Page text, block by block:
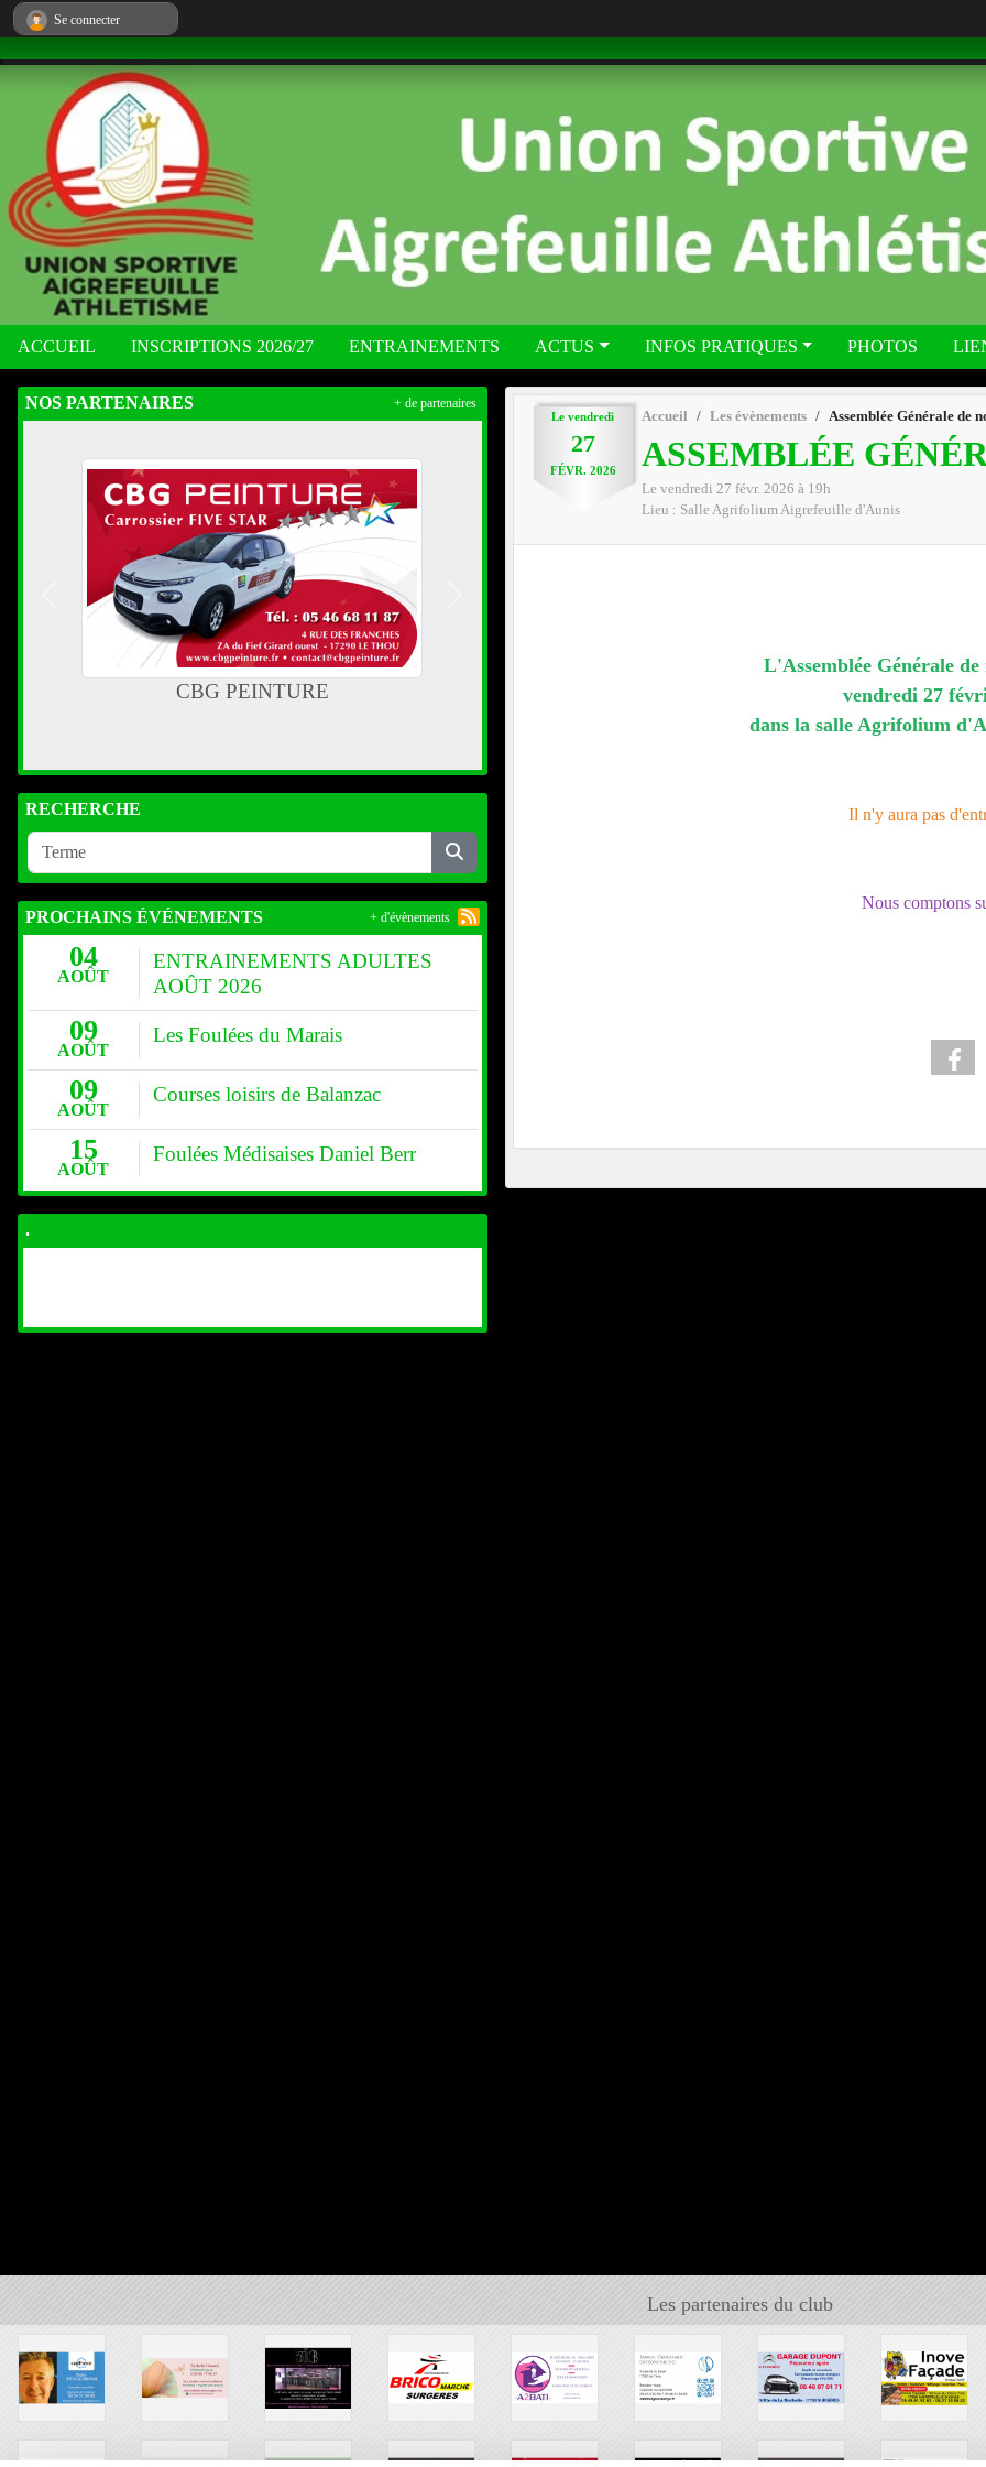
ACCUEIL INSCRIPTIONS 2026/27 ENTRAINEMENTS ACTUS INFOS PRATIQUES PHOTOS
Levendredi
27
FÉVR. 2026
Accueil Les évènements Assemblée Générale de
ASSEMBLÉE
Le vendredi 27 févr. 2026 à 19h
Lieu : Salle AgrifoliumAigrefeuille d'Aunis
L'Assemblée Générale
vendredi 27
dans la salle Agrifolium
Il n'y aura pas
Nous comptons
NOS PARTENAIRES
CBG PEINTURE MUTUELLE DE POITIERS ASSURANCES
Précedent
+ de partenaires
RECHERCHE
PROCHAINS ÉVÉNEMENTS
04
AOÛT
ENTRAINEMENTS ADULTES
AOÛT 2026
09
AOÛT
Les Foulées du Marais
09
AOÛT
Courses loisirs de Balanzac
15
AOÛT
Foulées Médisaises Daniel Berr
+ d'évènements
.
Les partenaires du club
Se connecter
Panneau de gestion des cookies